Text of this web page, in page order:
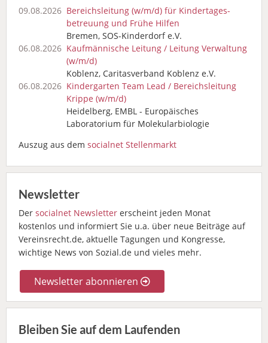
09.08.2026 Bereichsleitung (w/m/d) für Kindertages­
betreuung und Frühe Hilfen
Bremen, SOS-Kinderdorf e.V.
06.08.2026 Kaufmännische Leitung / Leitung Verwaltung
(w/m/d)
Koblenz, Caritasverband Koblenz e.V.
06.08.2026 Kindergarten Team Lead / Bereichsleitung
Krippe (w/m/d)
Heidelberg, EMBL - Europäisches
Laboratorium für Molekularbiologie
Auszug aus dem socialnet Stellenmarkt
Newsletter
Der socialnet Newsletter erscheint jeden Monat
kostenlos und informiert Sie u.a. über neue Beiträge auf
Vereinsrecht.de, aktuelle Tagungen und Kongresse,
wichtige News von Sozial.de und vieles mehr.
Newsletter abonnieren
Bleiben Sie auf dem Laufenden